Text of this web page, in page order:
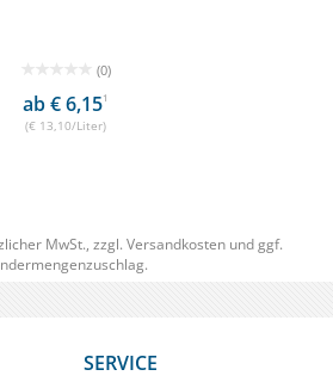
(0)
ab € 6,151
(€ 13,10/Liter)
MwSt., zzgl. Versandkosten und ggf.
SERVICE